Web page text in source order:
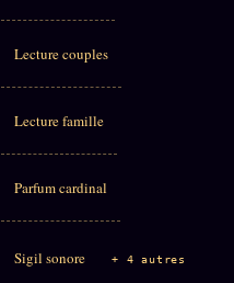
Lecture couples
Lecture famille
Parfum cardinal
Sigil sonore + 4 autres